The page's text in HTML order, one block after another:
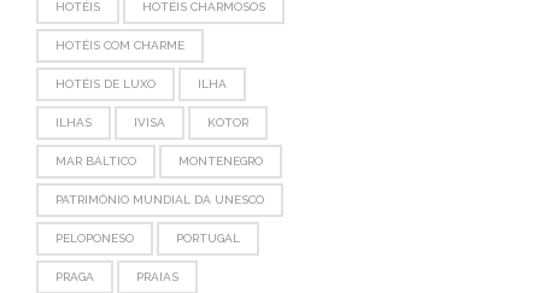
HOTÉIS HOTÉIS CHARMOSOS
HOTÉIS COM CHARME
HOTÉIS DE LUXO ILHA
ILHAS IVISA KOTOR
MAR BÁLTICO MONTENEGRO
PATRIMÔNIO MUNDIAL DA UNESCO
PELOPONESO PORTUGAL
PRAGA PRAIAS